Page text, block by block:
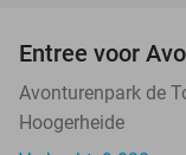
TODAY
Entree voor
Avonturenpark de
Hoogerheide